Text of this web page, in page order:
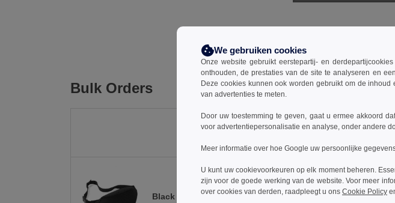
Bulk Orders
Black
1-11
€6.61
We gebruiken cookies
Onze website gebruikt eerstepartij- en
onthouden, de prestaties van de site te analyseren en
Deze cookies kunnen ook worden gebruikt om de
van advertenties te meten.
Door uw toestemming te geven, gaat u ermee akkoord
voor advertentiepersonalisatie en analyse, onder andere
Meer informatie over hoe Google uw persoonlijke
U kunt uw cookievoorkeuren op elk moment beheren.
zijn voor de goede werking van de website. Voor meer
over cookies van derden, raadpleegt u ons Cookie Policy